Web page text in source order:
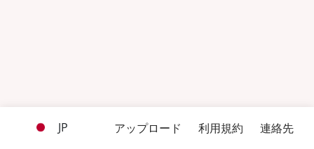
JP アップロード 利用規約 連絡先